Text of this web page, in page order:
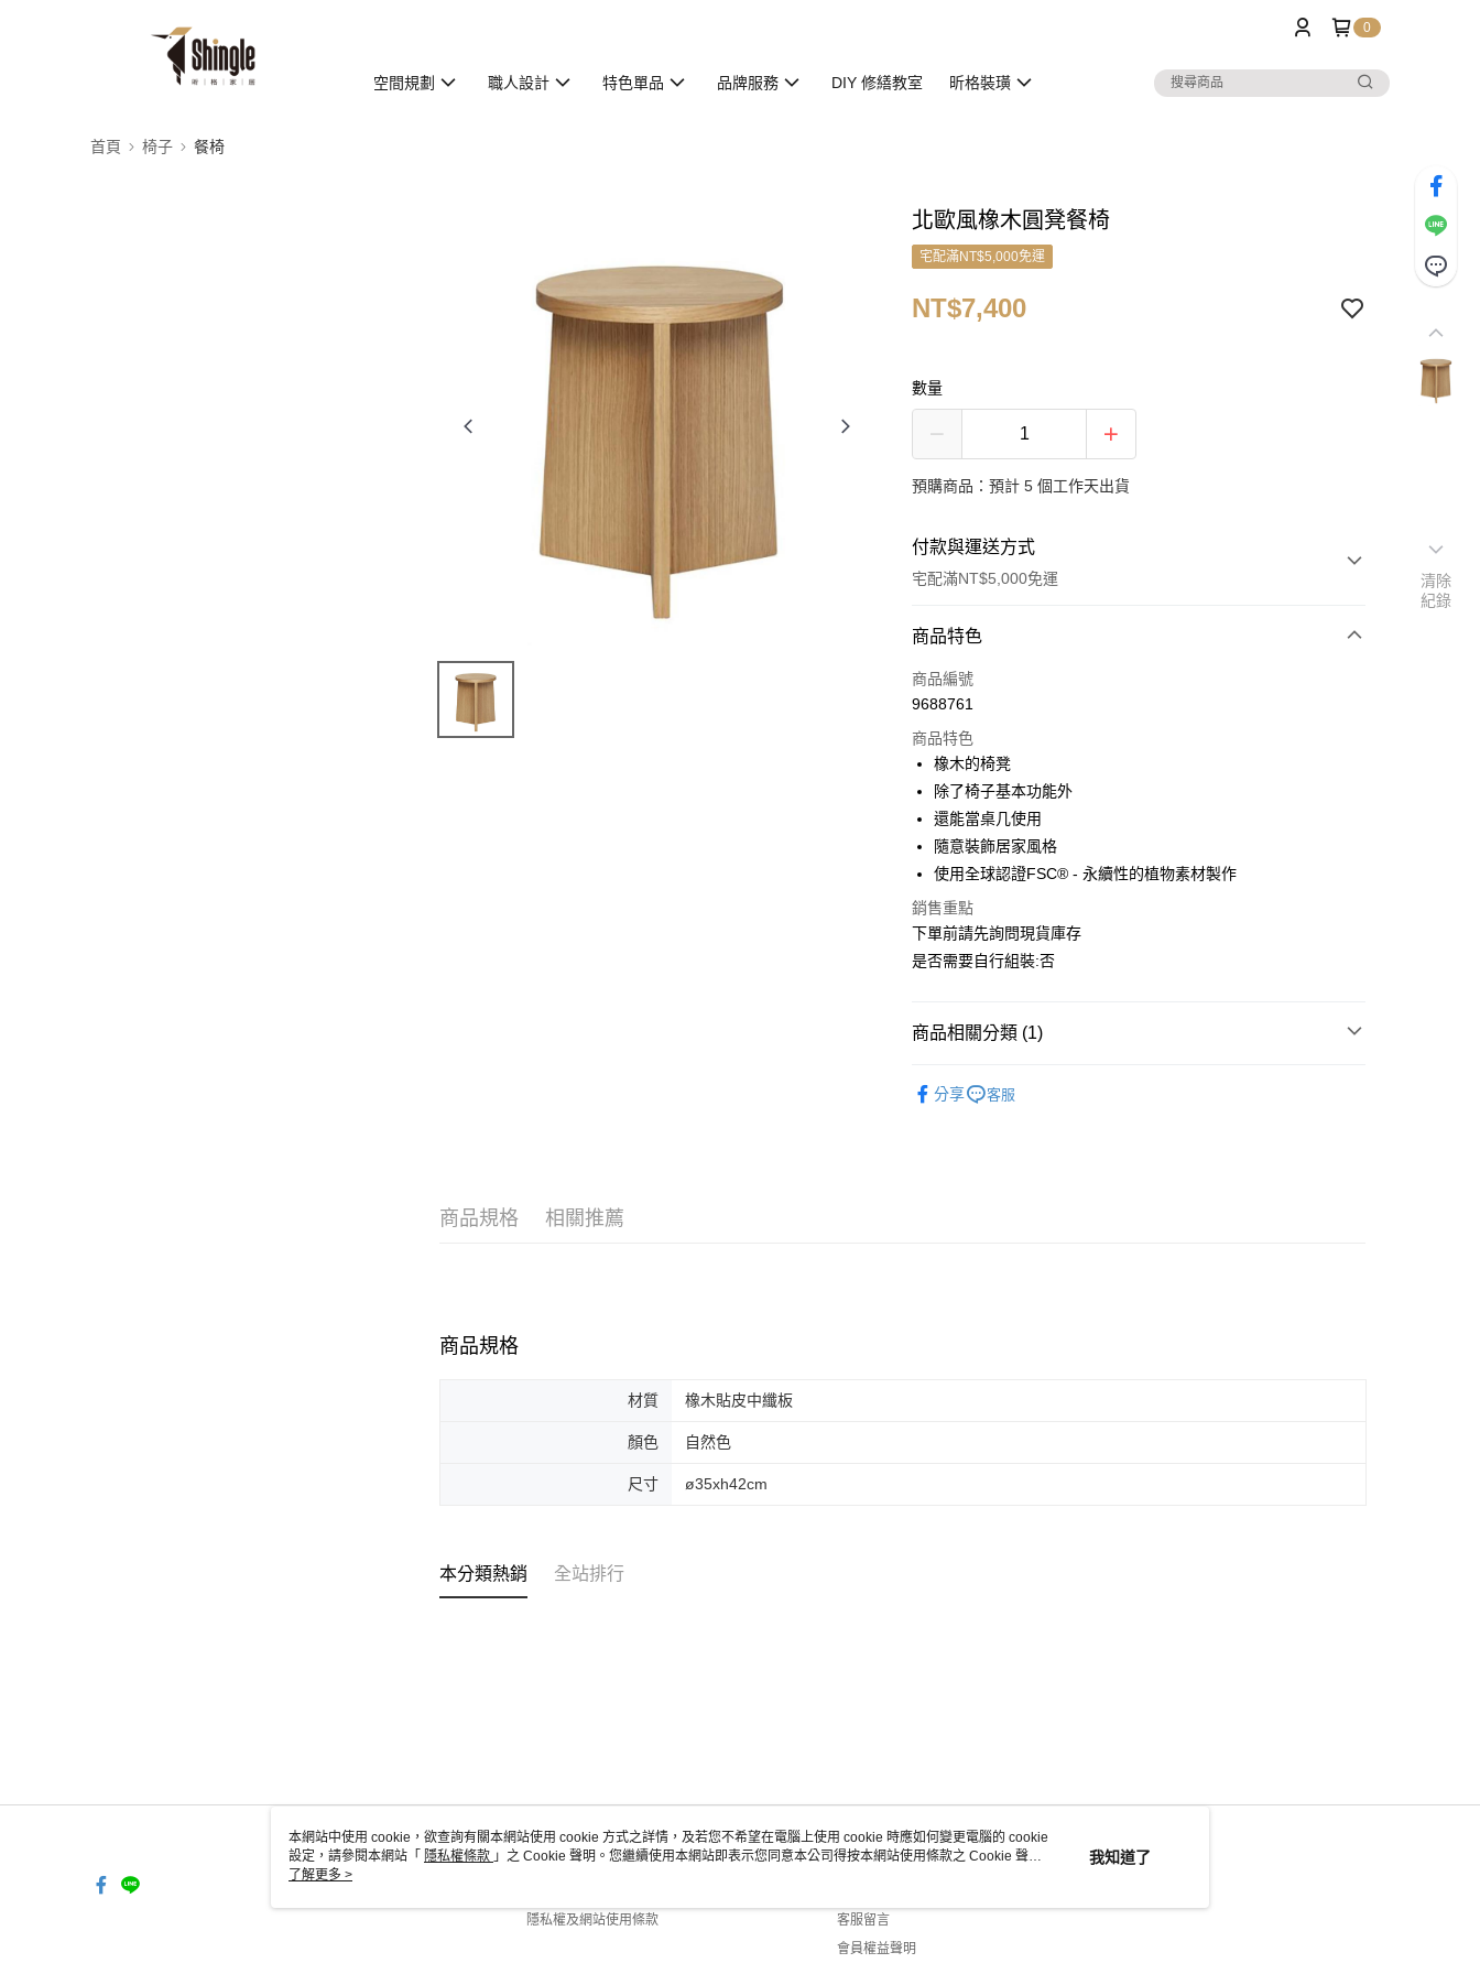
0
空間規劃 職人設計 特色單品 品牌服務 DIY 修繕教室 昕格裝璜
首頁 椅子 餐椅
北歐風橡木圓凳餐椅
宅配滿NT$5,000免運
NT$7,400
數量
預購商品：預計 5 個工作天出貨
付款與運送方式
宅配滿NT$5,000免運
付款方式
信用卡一次付款
3 期 0 利率 每期
合作金庫商業銀行
華南商業銀行
國泰世華商業銀行
臺灣中小企業銀行
台中商業銀行
匯豐（台灣）商業銀行
聯邦商業銀行
玉山商業銀行
6 期 0 利率 每期NT$1,233
合作金庫商業銀行
華南商業銀行
上海商業儲蓄銀行
台北富邦商業銀行
臺灣中小企業銀行
匯豐（台灣）商業銀行
聯邦商業銀行
台新國際商業銀行
ATM付款
運送方式
宅配
每筆NT$150，滿NT$5,000(含以上)免運費
商品特色
商品編號
9688761
商品特色
橡木的椅凳
除了椅子基本功能外
還能當桌几使用
隨意裝飾居家風格
使用全球認證FSC® - 永續性的植物素材製作
銷售重點
下單前請先詢問現貨庫存
是否需要自行組裝:否
商品相關分類 (1)
分享
客服
商品規格 相關推薦
商品規格
材質 橡木貼皮中纖板
顏色 自然色
尺寸 ø35xh42cm
本分類熱銷 全站排行
關於我們
隱私權及網站使用條款
客服資訊
客服留言
會員權益聲明
清除
紀錄
本網站中使用 cookie，欲查詢有關本網站使用 cookie 方式之詳情，及若您不希望在電腦上使用 cookie 時應如何變更電腦的 cookie
設定，請參閱本網站「 隱私權條款 」之 Cookie 聲明。您繼續使用本網站即表示您同意本公司得按本網站使用條款之 Cookie 聲明
使用 cookie。
了解更多 >
我知道了